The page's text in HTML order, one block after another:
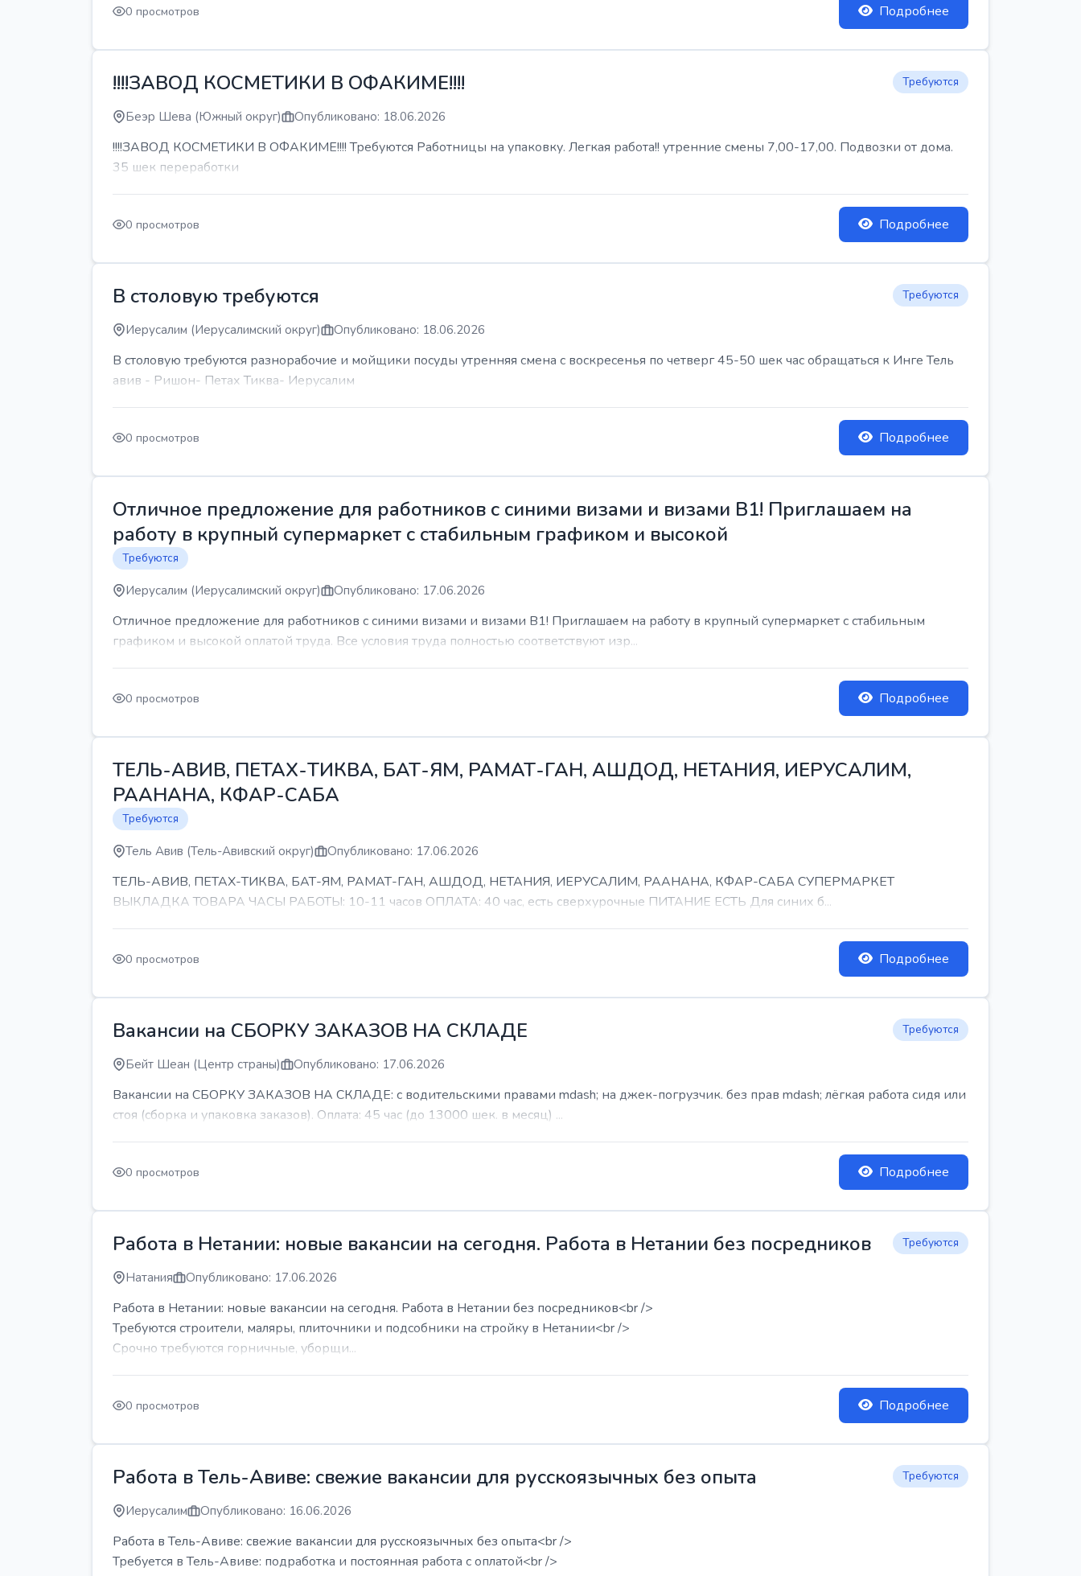
0 просмотров Подробнее
!!!!ЗАВОД КОСМЕТИКИ В ОФАКИМЕ!!!! Требуются
Беэр Шева (Южный округ) Опубликовано: 18.06.2026
!!!!ЗАВОД КОСМЕТИКИ В ОФАКИМЕ!!!! Требуются Работницы на упаковку. Легкая работа!! утренние смены 7,00-17,00. Подвозки от дома.
35 шек переработки
0 просмотров Подробнее
В столовую требуются Требуются
Иерусалим (Иерусалимский округ) Опубликовано: 18.06.2026
В столовую требуются разнорабочие и мойщики посуды утренняя смена с воскресенья по четверг 45-50 шек час обращаться к Инге Тель
авив - Ришон- Петах Тиква- Иерусалим
0 просмотров Подробнее
Отличное предложение для работников с синими визами и визами B1! Приглашаем на
работу в крупный супермаркет с стабильным графиком и высокой
Требуются
Иерусалим (Иерусалимский округ) Опубликовано: 17.06.2026
Отличное предложение для работников с синими визами и визами B1! Приглашаем на работу в крупный супермаркет с стабильным
графиком и высокой оплатой труда. Все условия труда полностью соответствуют изр...
0 просмотров Подробнее
ТЕЛЬ-АВИВ, ПЕТАХ-ТИКВА, БАТ-ЯМ, РАМАТ-ГАН, АШДОД, НЕТАНИЯ, ИЕРУСАЛИМ,
РААНАНА, КФАР-САБА
Требуются
Тель Авив (Тель-Авивский округ) Опубликовано: 17.06.2026
ТЕЛЬ-АВИВ, ПЕТАХ-ТИКВА, БАТ-ЯМ, РАМАТ-ГАН, АШДОД, НЕТАНИЯ, ИЕРУСАЛИМ, РААНАНА, КФАР-САБА СУПЕРМАРКЕТ
ВЫКЛАДКА ТОВАРА ЧАСЫ РАБОТЫ: 10-11 часов ОПЛАТА: 40 час, есть сверхурочные ПИТАНИЕ ЕСТЬ Для синих б...
0 просмотров Подробнее
Вакансии на СБОРКУ ЗАКАЗОВ НА СКЛАДЕ Требуются
Бейт Шеан (Центр страны) Опубликовано: 17.06.2026
Вакансии на СБОРКУ ЗАКАЗОВ НА СКЛАДЕ: с водительскими правами mdash; на джек-погрузчик. без прав mdash; лёгкая работа сидя или
стоя (сборка и упаковка заказов). Оплата: 45 час (до 13000 шек. в месяц) ...
0 просмотров Подробнее
Работа в Нетании: новые вакансии на сегодня. Работа в Нетании без посредников Требуются
Натания Опубликовано: 17.06.2026
Работа в Нетании: новые вакансии на сегодня. Работа в Нетании без посредников<br />
Требуются строители, маляры, плиточники и подсобники на стройку в Нетании<br />
Срочно требуются горничные, уборщи...
0 просмотров Подробнее
Работа в Тель-Авиве: свежие вакансии для русскоязычных без опыта Требуются
Иерусалим Опубликовано: 16.06.2026
Работа в Тель-Авиве: свежие вакансии для русскоязычных без опыта<br />
Требуется в Тель-Авиве: подработка и постоянная работа с оплатой<br />